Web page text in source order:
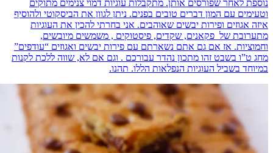
נוספת לאחר שפורסים אותן. מתקבלות עוגיות דמוי צנימים מתוקים
וטעימים עם המון דברים טובים בפנים. ניתן לגוון את הביסקוטי ולהוסיף
איזה אגוזים ופירות יבשים שאוהבים. אני בחרתי להכין את העוגיות
מתערובת של פקאנים, שקדים, פיסטוקים , משמשים מיובשים,
וחמוציות. אז אם גם אתם נשארתם עם פירות יבשים ואגוזים “עודפים”
מחג ט”ו בשבט זהו מתכון נהדר עבורכם . וגם אם לא, שווה ללכת לקנות
במיוחד בשביל העוגיות הנפלאות הללו. תהנו.